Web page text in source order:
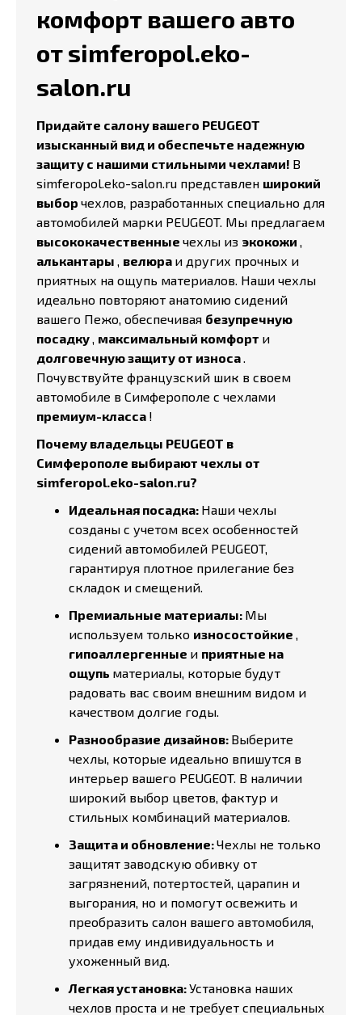
комфорт вашего авто
от simferopol.eko-
salon.ru
Придайте салону вашего PEUGEOT
изысканный вид и обеспечьте надежную
защиту с нашими стильными чехлами! В
simferopol.eko-salon.ru представлен широкий
выбор чехлов, разработанных специально для
автомобилей марки PEUGEOT. Мы предлагаем
высококачественные чехлы из экокожи ,
алькантары , велюра и других прочных и
приятных на ощупь материалов. Наши чехлы
идеально повторяют анатомию сидений
вашего Пежо, обеспечивая безупречную
посадку, максимальный комфорт и
долговечную защиту от износа.
Почувствуйте французский шик в своем
автомобиле в Симферополе с чехлами
премиум-класса !
Почему владельцы PEUGEOT в
Симферополе выбирают чехлы от
simferopol.eko-salon.ru?
Идеальная посадка: Наши чехлы
созданы с учетом всех особенностей
сидений автомобилей PEUGEOT,
гарантируя плотное прилегание без
складок и смещений.
Премиальные материалы: Мы
используем только износостойкие ,
гипоаллергенные и приятные на
ощупь материалы, которые будут
радовать вас своим внешним видом и
качеством долгие годы.
Разнообразие дизайнов: Выберите
чехлы, которые идеально впишутся в
интерьер вашего PEUGEOT. В наличии
широкий выбор цветов, фактур и
стильных комбинаций материалов.
Защита и обновление:Чехлы не только
защитят заводскую обивку от
загрязнений, потертостей, царапин и
выгорания, но и помогут освежить и
преобразить салон вашего автомобиля,
придав ему индивидуальность и
ухоженный вид.
Легкая установка:Установка наших
чехлов проста и не требует специальных